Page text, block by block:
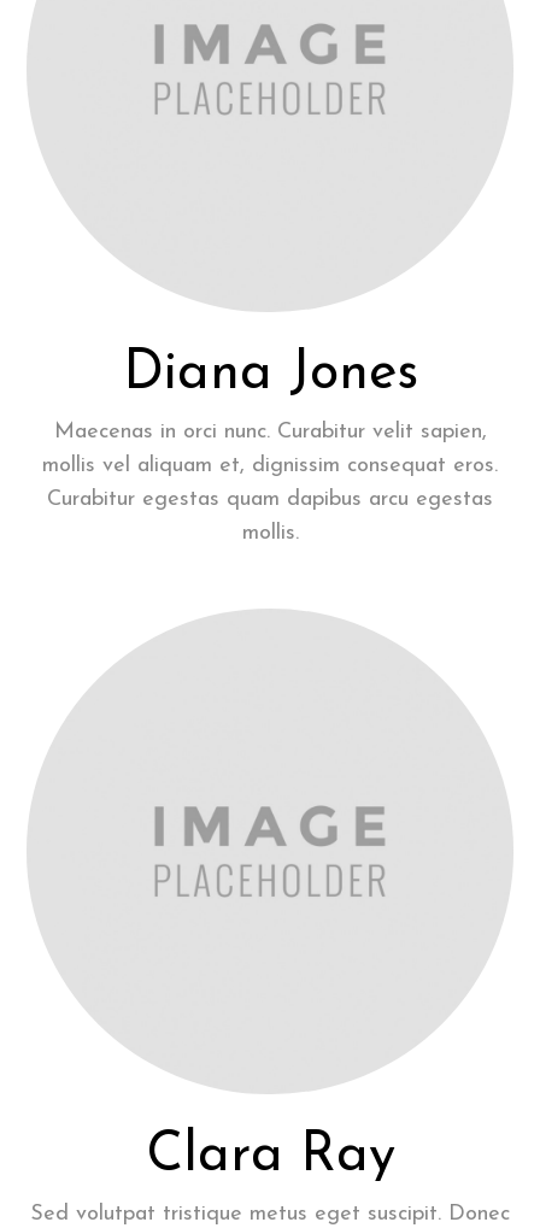
Diana Jones
Maecenas in orci nunc. Curabitur velit sapien,
mollis vel aliquam et, dignissim consequat eros.
Curabitur egestas quam dapibus arcu egestas
mollis.
Clara Ray
Sed volutpat tristique metus eget suscipit. Donec